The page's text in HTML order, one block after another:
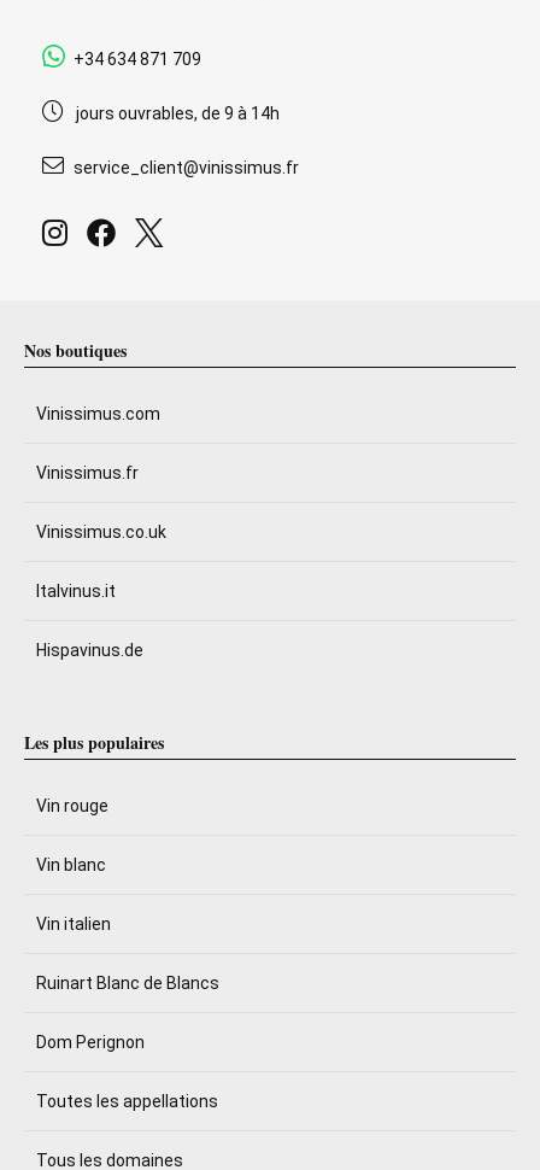
+34 634 871 709
jours ouvrables, de 9 à 14h
service_client@vinissimus.fr
Nos boutiques
Vinissimus.com
Vinissimus.fr
Vinissimus.co.uk
Italvinus.it
Hispavinus.de
Les plus populaires
Vin rouge
Vin blanc
Vin italien
Ruinart Blanc de Blancs
Dom Perignon
Toutes les appellations
Tous les domaines